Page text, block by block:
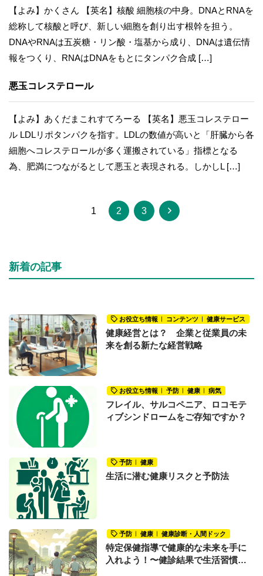
【よみ】かくさん 【英名】核酸 細胞核の中身。DNAとRNAを
総称して核酸と呼び、新しい細胞を創り出す根幹を担う。
DNAやRNAは五炭糖・リン酸・塩基から成り、DNAは遺伝情
報をつくり、RNAはDNAをもとにタンパク合成 […]
悪玉コレステロール
【よみ】あくだまこれすてろーる 【英名】悪玉コレステロー
ル LDLリポタンパクを指す。LDLの数値が高いと「肝臓から各
細胞へコレステロールが多く運搬されている」指標となる
為、肥満につながるとして悪玉と表現される。しかしL […]
1 2 3
新着の記事
お役立ち情報 コンテンツ 健康サービス
健康経営とは？ 企業と従業員の未
来を創る新たな経営戦略
お役立ち情報 予防 健康 病気
フレイル、サルコペニア、ロコモテ
ィブシンドロームをご存知ですか？
予防 健康
生活に潜む健康リスクと予防法
予防 健康 健康診断・人間ドック
特定保健指導で健康的な未来を手に
入れよう！〜健診結果で生活習慣の